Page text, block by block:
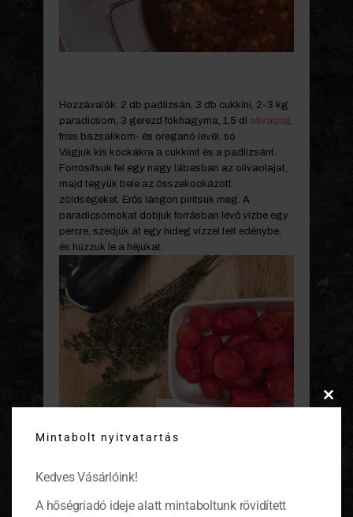
Hozzávalók: 2 db padlizsán, 3 db cukkíni, 2-3 kg
paradicsom, 3 gerezd fokhagyma, 1,5 dl olívaolaj
friss bazsalikom- és oreganó levél, só
Vágjuk kis kockákra a cukkínit és a padlizsánt.
Forrósítsuk fel egy nagy lábasban az olívaolajat,
majd tegyük bele az összekockázott
zöldségeket. Erős lángon pirítsuk meg. A
paradicsomokat dobjuk forrásban lévő vízbe egy
percre, szedjük át egy hideg vízzel telt edénybe,
és húzzuk le a héjukat.
Tegyük a megsült zöldségekhez az összezúzott
tegyük bele a kis kockákra felvágott hámozott
bazsalikommal, ízesítsük sóval. Ha szeretjük a
Mintabolt nyitvatartás
Kedves Vásárlóink!
A hőségriadó ideje alatt mintaboltunk rövidített